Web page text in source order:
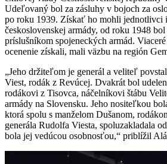
Udeľovaný bol za zásluhy v bojoch za
po roku 1939. Získať ho mohli jednotlivci
československej armády, od roku 1948
príslušníkom spojeneckých armád.
ocenenie získali, mali väzbu na región
„Jeho držiteľom je generál a veliteľ
Viest, rodák z Revúcej. Dvakrát bol
rodákovi z Tisovca, náčelníkovi štábu
armády na Slovensku. Jeho nositeľkou
ktorá spolu s manželom Dušanom,
generála Rudolfa Viesta, spoluzakladala
bola jej vedúcou osobnosťou,“ priblížil